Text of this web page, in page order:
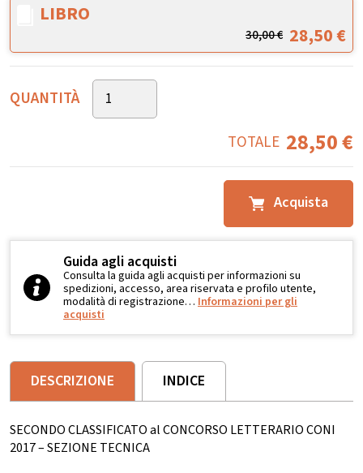
LIBRO
30,00€ 28,50€
QUANTITÀ
TOTALE 28,50€
Acquista
Guida agli acquisti
Consulta la guida agli acquisti per informazioni su
spedizioni, accesso, area riservata e profilo utente,
modalità di registrazione… Informazioni per gli
acquisti
DESCRIZIONE INDICE
SECONDO CLASSIFICATO al CONCORSO LETTERARIO CONI
2017 – SEZIONE TECNICA